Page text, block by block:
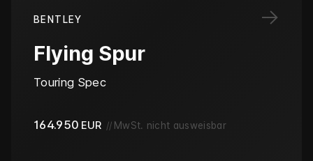
→
BENTLEY
Flying Spur
Touring Spec
164.950 EUR // MwSt. nicht ausweisbar